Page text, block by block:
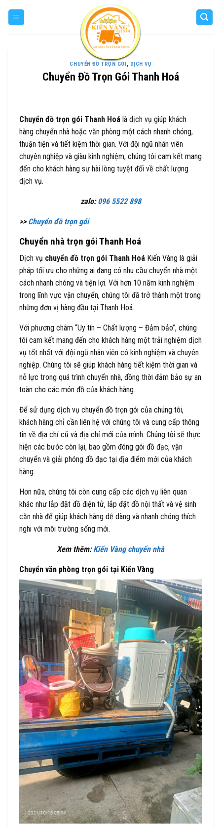
CHUYỂN ĐỒ TRỌN GÓI, DỊCH VỤ
Chuyển Đồ Trọn Gói Thanh Hoá
Chuyển đồ trọn gói Thanh Hoá là dịch vụ giúp khách
hàng chuyển nhà hoặc văn phòng một cách nhanh chóng,
thuận tiện và tiết kiệm thời gian. Với đội ngũ nhân viên
chuyên nghiệp và giàu kinh nghiệm, chúng tôi cam kết mang
đến cho khách hàng sự hài lòng tuyệt đối về chất lượng
dịch vụ.
zalo:096 5522 898
>> Chuyển đồ trọn gói
Chuyển nhà trọn gói Thanh Hoá
Dịch vụ chuyển đồ trọn gói Thanh Hoá Kiến Vàng là giải
pháp tối ưu cho những ai đang có nhu cầu chuyển nhà một
cách nhanh chóng và tiện lợi. Với hơn 10 năm kinh nghiệm
trong lĩnh vực vận chuyển, chúng tôi đã trở thành một trong
những đơn vị hàng đầu tại Thanh Hoá.
Với phương châm “Uy tín – Chất lượng – Đảm bảo”, chúng
tôi cam kết mang đến cho khách hàng một trải nghiệm dịch
vụ tốt nhất với đội ngũ nhân viên có kinh nghiệm và chuyên
nghiệp. Chúng tôi sẽ giúp khách hàng tiết kiệm thời gian và
nỗ lực trong quá trình chuyển nhà, đồng thời đảm bảo sự an
toàn cho các món đồ của khách hàng.
Để sử dụng dịch vụ chuyển đồ trọn gói của chúng tôi,
khách hàng chỉ cần liên hệ với chúng tôi và cung cấp thông
tin về địa chỉ cũ và địa chỉ mới của mình. Chúng tôi sẽ thực
hiện các bước còn lại, bao gồm đóng gói đồ đạc, vận
chuyển và giải phóng đồ đạc tại địa điểm mới của khách
hàng.
Hơn nữa, chúng tôi còn cung cấp các dịch vụ liên quan
khác như lắp đặt đồ điện tử, lắp đặt đồ nội thất và vệ sinh
căn nhà để giúp khách hàng dễ dàng và nhanh chóng thích
nghi với môi trường sống mới.
Xem thêm:Kiến Vàng chuyển nhà
Chuyển văn phòng trọn gói tại Kiến Vàng